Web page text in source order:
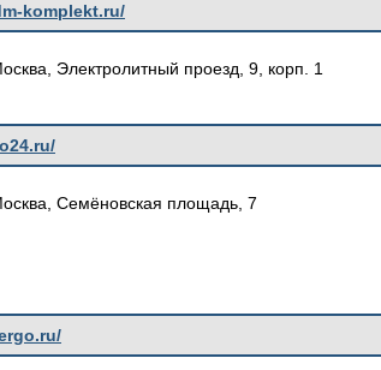
komplekt.ru/
Электролитный проезд, 9, корп. 1
Семёновская площадь, 7